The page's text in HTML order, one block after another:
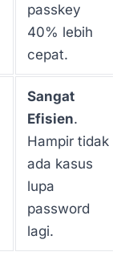
passkey
40% lebih
cepat.
Sangat
Efisien.
Hampir tidak
ada kasus
lupa
password
lagi.